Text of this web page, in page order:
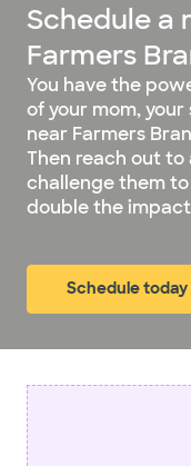
Schedule a
Farmers
You have the
of your mom, your
near Farmers
Then reach out
challenge them to
double the
Schedule today